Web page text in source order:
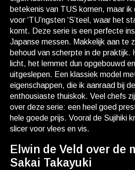
betekenis van TUS komen, maar
voor ‘TU’ngsten ‘S’teel, waar het
komt. Deze serie is een perfecte
Japanse messen. Makkelijk aan te
behoud van scherpte in de praktijk.
licht, het lemmet dun opgebouwd
uitgeslepen. Een klassiek model
eigenschappen, die ik aanraad bij
enthousiaste thuiskok. Veel chefs
over deze serie: een heel goed
hele goede prijs. Vooral de Sujihiki
slicer voor vlees en vis.
Elwin de Veld over de
Sakai Takayuki